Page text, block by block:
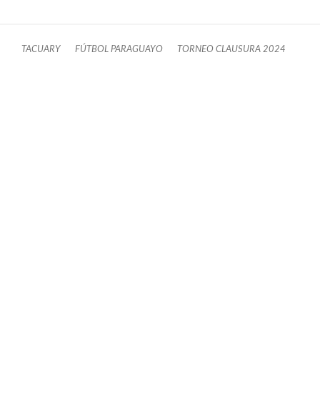
TACUARY FÚTBOL PARAGUAYO TORNEO CLAUSURA 2024